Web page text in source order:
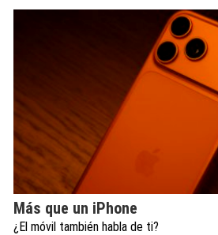
Más que un iPhone
¿El móvil también habla de ti?